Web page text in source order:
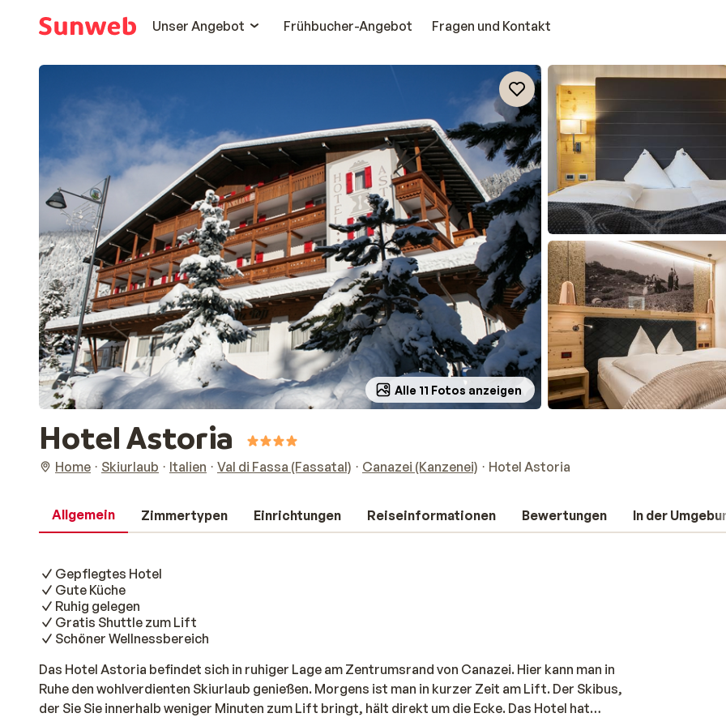
Unser Angebot
Frühbucher-Angebot Fragen und Kontakt
Alle 11 Fotos anzeigen
Hotel Astoria
Home Skiurlaub Italien Val di Fassa (Fassatal) Canazei (Kanzenei) Hotel Astoria
Allgemein Zimmertypen Einrichtungen Reiseinformationen Bewertungen In der
Gepflegtes Hotel
Gute Küche
Ruhig gelegen
Gratis Shuttle zum Lift
Schöner Wellnessbereich
Das Hotel Astoria befindet sich in ruhiger Lage am Zentrumsrand von Canazei. Hier kann man in
Ruhe den wohlverdienten Skiurlaub genießen. Morgens ist man in kurzer Zeit am Lift. Der Skibus,
der Sie Sie innerhalb weniger Minuten zum Lift bringt, hält direkt um die Ecke. Das Hotel hat